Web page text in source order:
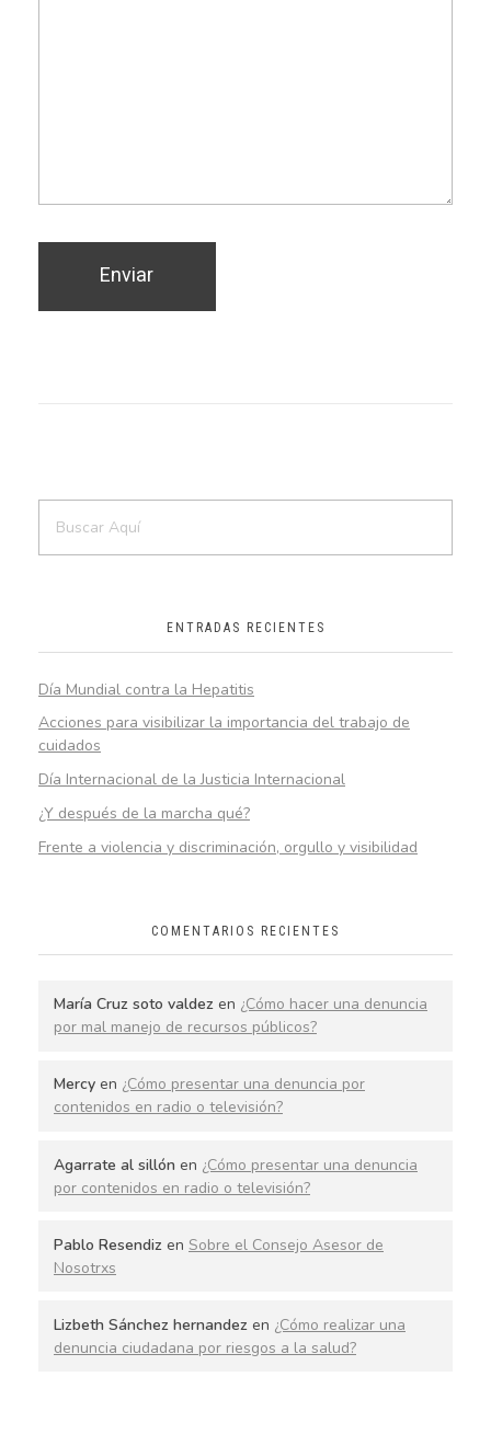
ENTRADAS RECIENTES
Día Mundial contra la Hepatitis
Acciones para visibilizar la importancia del trabajo de
cuidados
Día Internacional de la Justicia Internacional
¿Y después de la marcha qué?
Frente a violencia y discriminación, orgullo y visibilidad
COMENTARIOS RECIENTES
María Cruz soto valdez en ¿Cómo hacer una denuncia
por mal manejo de recursos públicos?
Mercy en ¿Cómo presentar una denuncia por
contenidos en radio o televisión?
Agarrate al sillón en ¿Cómo presentar una denuncia
por contenidos en radio o televisión?
Pablo Resendiz en Sobre el Consejo Asesor de
Nosotrxs
Lizbeth Sánchez hernandez en ¿Cómo realizar una
denuncia ciudadana por riesgos a la salud?